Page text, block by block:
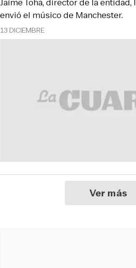
13 DICIEMBRE
envió el músico de Manchester.
Ver más